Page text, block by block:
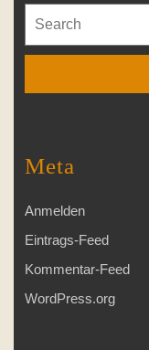
for:
Meta
Anmelden
Eintrags-Feed
Kommentar-Feed
WordPress.org